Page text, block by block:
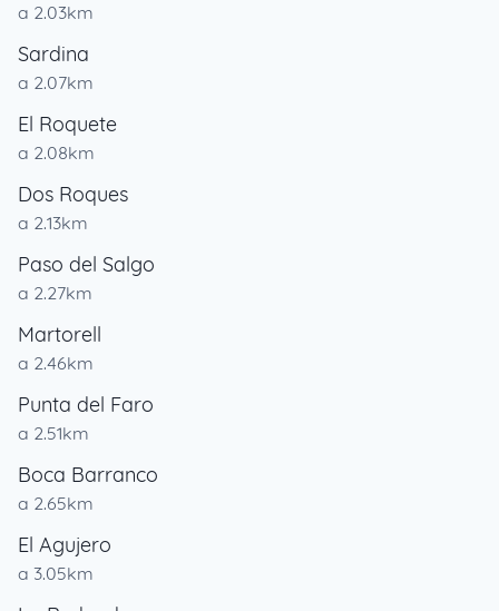
a 2.03km
Sardina
a 2.07km
El Roquete
a 2.08km
Dos Roques
a 2.13km
Paso del Salgo
a 2.27km
Martorell
a 2.46km
Punta del Faro
a 2.51km
Boca Barranco
a 2.65km
El Agujero
a 3.05km